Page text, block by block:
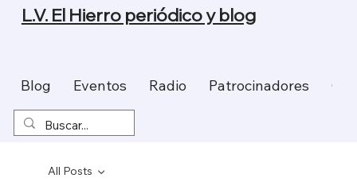
Blog Eventos Radio Patrocinadores
L.V. El Hierro periódico y blog
All Posts